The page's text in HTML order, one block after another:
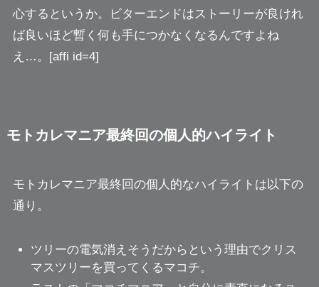
心するというか。
ビターエンドはストーリーが良けれ
ば良いほど暫く何も手につかなくなる んですよね
え…。[affi id=4]
モトカレマニア最終回の個人的ハイライト
モトカレマニア最終回の個人的なハイライトは以下の
通り。
ツリーの電気消えそうだから という理由でクリス
マスツリーを買ってくるマコチ。